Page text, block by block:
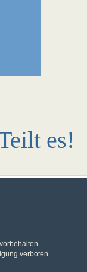
es!
verboten.